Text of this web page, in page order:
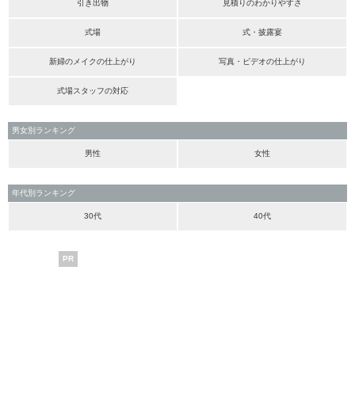
引き出物 見積りのわかりやすさ
式場 式・披露宴
新婦のメイクの仕上がり 写真・ビデオの仕上がり
式場スタッフの対応
男女別ランキング
男性 女性
年代別ランキング
30代 40代
PR